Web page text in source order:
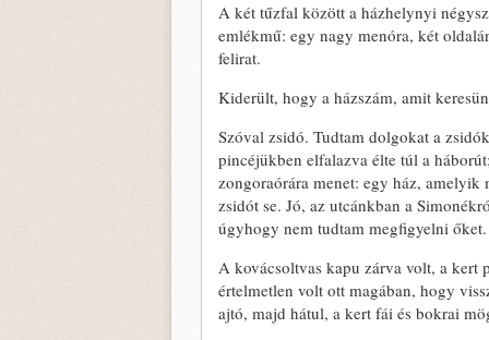
A két tűzfal között a házhelynyi
emlékmű: egy nagy menóra, két
felirat.
Kiderült, hogy a házszám, amit
Szóval zsidó. Tudtam dolgokat a
pincéjükben elfalazva élte túl a
zongoraórára menet: egy ház, amelyik
zsidót se. Jó, az utcánkban a
úgyhogy nem tudtam megfigyelni őket.
A kovácsoltvas kapu zárva volt, a kert
értelmetlen volt ott magában, hogy
ajtó, majd hátul, a kert fái és bokrai